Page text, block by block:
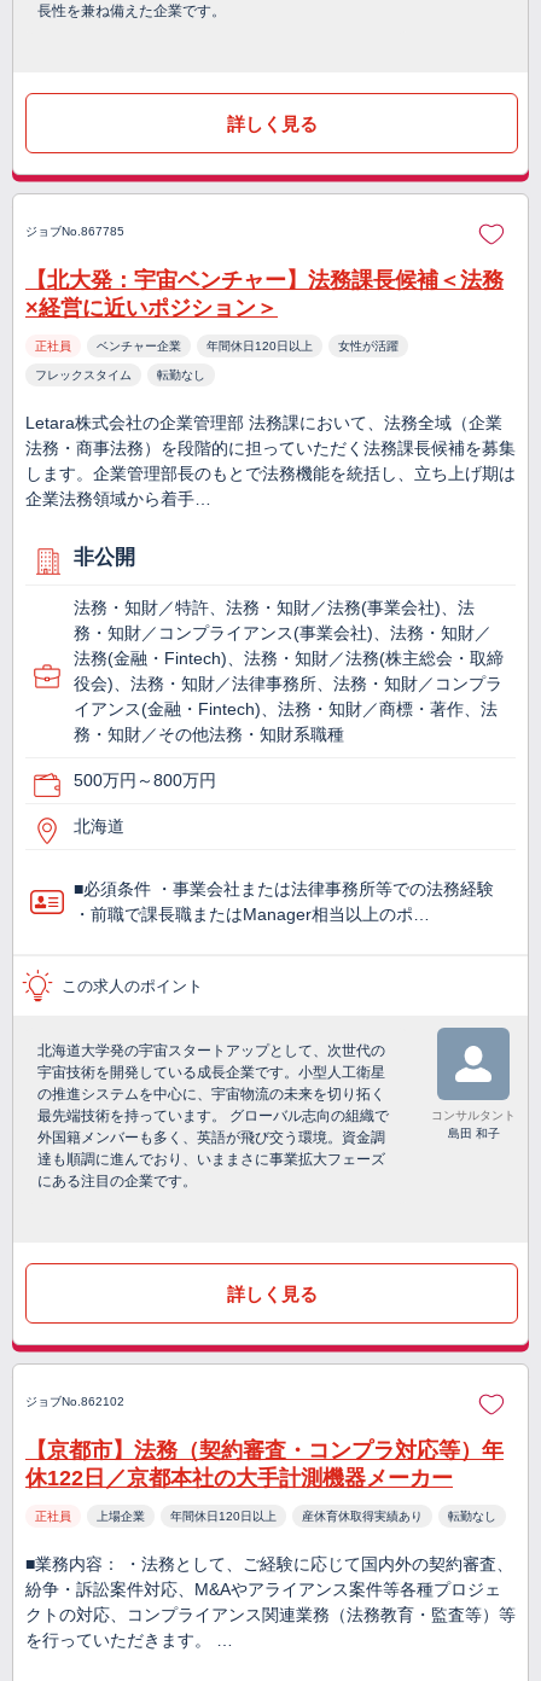
長性を兼ね備えた企業です。
詳しく見る
ジョブNo.867785
【北大発：宇宙ベンチャー】法務課長候補＜法務
×経営に近いポジション＞
正社員 ベンチャー企業 年間休日120日以上 女性が活躍
フレックスタイム 転勤なし
Letara株式会社の企業管理部 法務課において、法務全域（企業
法務・商事法務）を段階的に担っていただく法務課長候補を募集
します。企業管理部長のもとで法務機能を統括し、立ち上げ期は
企業法務領域から着手…
非公開
法務・知財／特許、法務・知財／法務(事業会社)、法
務・知財／コンプライアンス(事業会社)、法務・知財／
法務(金融・Fintech)、法務・知財／法務(株主総会・取締
役会)、法務・知財／法律事務所、法務・知財／コンプラ
イアンス(金融・Fintech)、法務・知財／商標・著作、法
務・知財／その他法務・知財系職種
500万円～800万円
北海道
■必須条件 ・事業会社または法律事務所等での法務経験
・前職で課長職またはManager相当以上のポ…
この求人のポイント
北海道大学発の宇宙スタートアップとして、次世代の
宇宙技術を開発している成長企業です。小型人工衛星
の推進システムを中心に、宇宙物流の未来を切り拓く
最先端技術を持っています。 グローバル志向の組織で
外国籍メンバーも多く、英語が飛び交う環境。資金調
達も順調に進んでおり、いままさに事業拡大フェーズ
にある注目の企業です。
コンサルタント
島田 和子
詳しく見る
ジョブNo.862102
【京都市】法務（契約審査・コンプラ対応等）年
休122日／京都本社の大手計測機器メーカー
正社員 上場企業 年間休日120日以上 産休育休取得実績あり 転勤なし
■業務内容： ・法務として、ご経験に応じて国内外の契約審査、
紛争・訴訟案件対応、M&Aやアライアンス案件等各種プロジェ
クトの対応、コンプライアンス関連業務（法務教育・監査等）等
を行っていただきます。 …